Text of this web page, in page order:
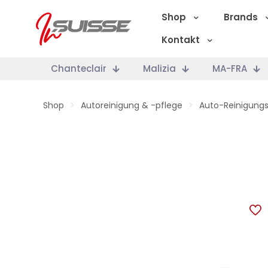
Shop
Brands
Kontakt
Chanteclair Malizia MA-FRA
Shop > Autoreinigung & -pflege > Auto-